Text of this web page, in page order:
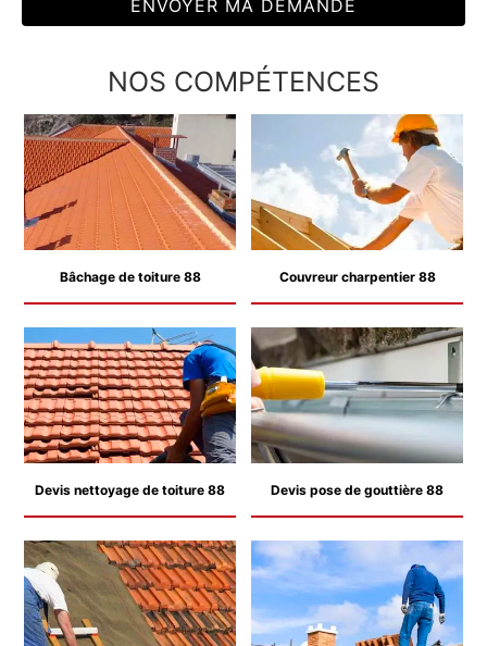
NOS COMPÉTENCES
Bâchage de toiture 88 Couvreur charpentier 88
Devis nettoyage de toiture 88 Devis pose de gouttière 88